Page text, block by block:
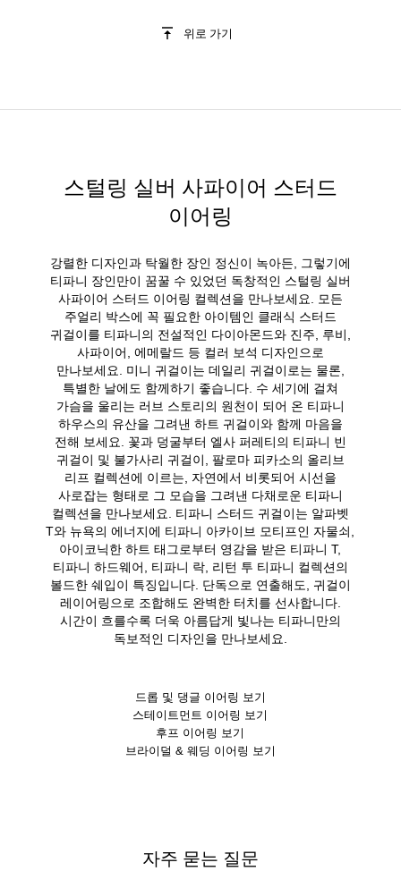
위로 가기
스털링 실버 사파이어 스터드
이어링
강렬한 디자인과 탁월한 장인 정신이 녹아든, 그렇기에
티파니 장인만이 꿈꿀 수 있었던 독창적인 스털링 실버
사파이어 스터드 이어링 컬렉션을 만나보세요. 모든
주얼리 박스에 꼭 필요한 아이템인 클래식 스터드
귀걸이를 티파니의 전설적인 다이아몬드와 진주, 루비,
사파이어, 에메랄드 등 컬러 보석 디자인으로
만나보세요. 미니 귀걸이는 데일리 귀걸이로는 물론,
특별한 날에도 함께하기 좋습니다. 수 세기에 걸쳐
가슴을 울리는 러브 스토리의 원천이 되어 온 티파니
하우스의 유산을 그려낸 하트 귀걸이와 함께 마음을
전해 보세요. 꽃과 덩굴부터 엘사 퍼레티의 티파니 빈
귀걸이 및 불가사리 귀걸이, 팔로마 피카소의 올리브
리프 컬렉션에 이르는, 자연에서 비롯되어 시선을
사로잡는 형태로 그 모습을 그려낸 다채로운 티파니
컬렉션을 만나보세요. 티파니 스터드 귀걸이는 알파벳
T와 뉴욕의 에너지에 티파니 아카이브 모티프인 자물쇠,
아이코닉한 하트 태그로부터 영감을 받은 티파니 T,
티파니 하드웨어, 티파니 락, 리턴 투 티파니 컬렉션의
볼드한 쉐입이 특징입니다. 단독으로 연출해도, 귀걸이
레이어링으로 조합해도 완벽한 터치를 선사합니다.
시간이 흐를수록 더욱 아름답게 빛나는 티파니만의
독보적인 디자인을 만나보세요.
드롭 및 댕글 이어링 보기
스테이트먼트 이어링 보기
후프 이어링 보기
브라이덜 & 웨딩 이어링 보기
자주 묻는 질문